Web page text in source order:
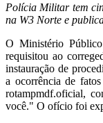
Polícia Militar tem
na W3 Norte e
O Ministério
requisitou ao
instauração de
a ocorrência de
rotampmdf.oficial,
você." O ofício foi